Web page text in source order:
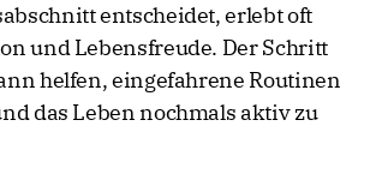
entscheidet, erlebt oft
und Lebensfreude. Der Schritt
helfen, eingefahrene Routinen
das Leben nochmals aktiv zu